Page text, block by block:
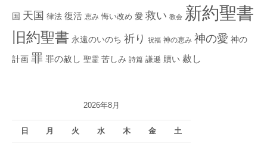
国 天国 律法 復活 恵み 悔い改め 愛 救い 教会 新約聖書
旧約聖書 永遠のいのち 祈り 祝福 神の恵み 神の愛 神の
計画 罪 罪の赦し 聖霊 苦しみ 詩篇 謙遜 贖い 赦し
2026年8月
日 月 火 水 木 金 土